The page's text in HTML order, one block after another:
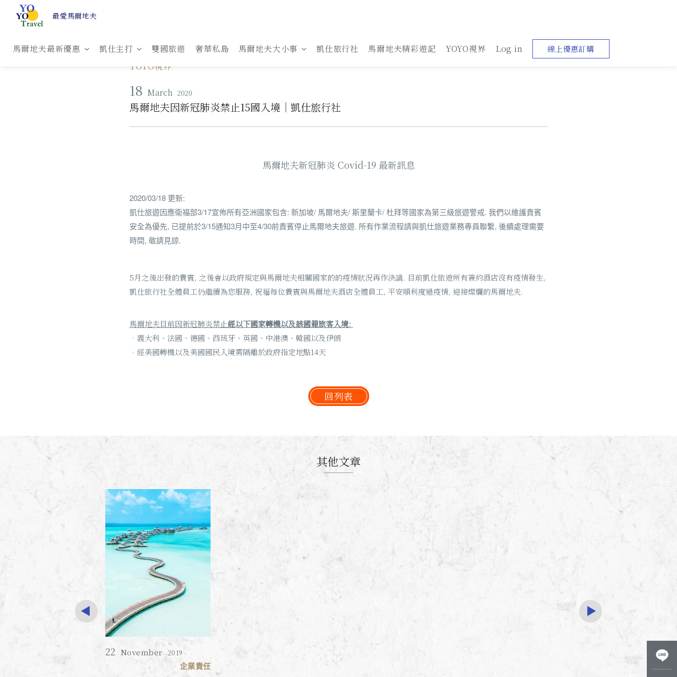
最愛馬爾地夫
馬爾地夫最新優惠 凱仕主打 雙國旅遊 奢華私島 馬爾地夫大小事 凱仕旅行社 馬爾地夫精彩遊記 YOYO視界 Log in 線上優惠訂購
YOYO視界
馬爾地夫因新冠肺炎禁止15國入境｜凱仕旅行社
18 March 2020
馬爾地夫新冠肺炎 Covid-19 最新訊息
2020/03/18 更新:
凱仕旅遊因應衛福部3/17宣佈所有亞洲國家包含: 新加坡/ 馬爾地夫/ 斯里蘭卡/ 杜拜等國家為第三級旅遊警戒. 我們以維護貴賓
安全為優先, 已提前於3/15通知3月中至4/30前貴賓停止馬爾地夫旅遊. 所有作業流程請與凱仕旅遊業務專員聯繫, 後續處理需要
時間, 敬請見諒.
5月之後出發的貴賓, 之後會以政府規定與馬爾地夫相關國家的的疫情狀況再作決議. 目前凱仕旅遊所有簽約酒店沒有疫情發生,
凱仕旅行社全體員工仍繼續為您服務, 祝福每位貴賓與馬爾地夫酒店全體員工, 平安順利度過疫情, 迎接燦爛的馬爾地夫.
馬爾地夫目前因新冠肺炎禁止經以下國家轉機以及該國籍旅客入境:
•義大利、法國、德國、西班牙、英國、中港澳、韓國以及伊朗
•經美國轉機以及美國國民入境需隔離於政府指定地點14天
回列表